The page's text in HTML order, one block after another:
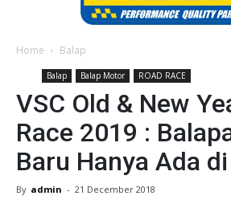
Home Balap
Balap Balap Motor ROAD RACE
VSC Old & New
Race 2019 :
Baru Hanya Ada
By admin - 21 December 2018